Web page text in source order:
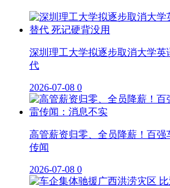
深圳理工大学拟逐步取消大学
代
2026-07-08 0
高管薪资归零、全员降薪！百
传闻
2026-07-08 0